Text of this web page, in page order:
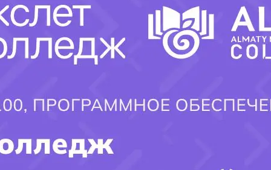
собственного бизнеса, рассмотрите вариант
предпринимательства. Изучайте рынок,
разрабатывайте бизнес-план.
Выбор зависит от ваших интересов, целей и жизненной
интересует. Важно принимать решения, основанные на
ваших индивидуальных предпочтениях и перспективах